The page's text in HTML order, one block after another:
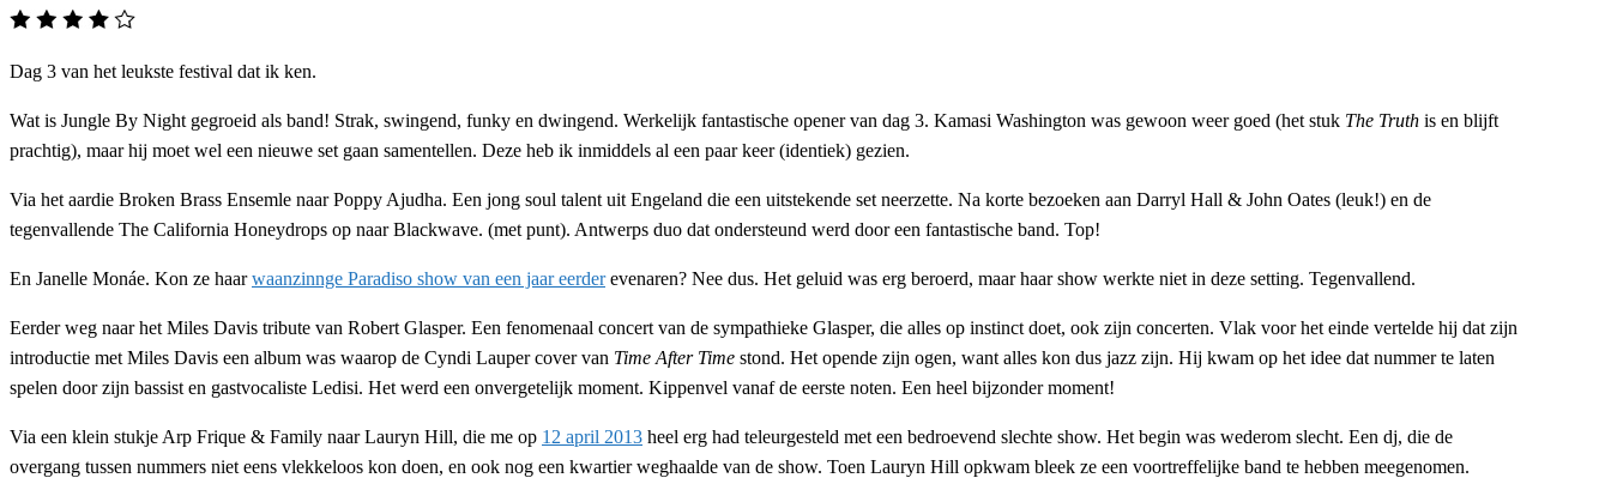
Dag 3 van het leukste festival dat ik ken.
Wat is Jungle By Night gegroeid als band! Strak, swingend, funky en dwingend. Werkelijk fantastische opener van dag 3. Kamasi Washington was gewoon weer goed (het stuk The Truth is en blijft
prachtig), maar hij moet wel een nieuwe set gaan samentellen. Deze heb ik inmiddels al een paar keer (identiek) gezien.
Via het aardie Broken Brass Ensemle naar Poppy Ajudha. Een jong soul talent uit Engeland die een uitstekende set neerzette. Na korte bezoeken aan Darryl Hall & John Oates (leuk!) en de
tegenvallende The California Honeydrops op naar Blackwave. (met punt). Antwerps duo dat ondersteund werd door een fantastische band. Top!
En Janelle Monáe. Kon ze haarwaanzinnge Paradiso show van een jaar eerderevenaren? Nee dus. Het geluid was erg beroerd, maar haar show werkte niet in deze setting. Tegenvallend.
Eerder weg naar het Miles Davis tribute van Robert Glasper. Een fenomenaal concert van de sympathieke Glasper, die alles op instinct doet, ook zijn concerten. Vlak voor het einde vertelde hij dat zijn
introductie met Miles Davis een album was waarop de Cyndi Lauper cover van Time After Time stond. Het opende zijn ogen, want alles kon dus jazz zijn. Hij kwam op het idee dat nummer te laten
spelen door zijn bassist en gastvocaliste Ledisi. Het werd een onvergetelijk moment. Kippenvel vanaf de eerste noten. Een heel bijzonder moment!
Via een klein stukje Arp Frique & Family naar Lauryn Hill, die me op 12 april 2013 heel erg had teleurgesteld met een bedroevend slechte show. Het begin was wederom slecht. Een dj, die de
overgang tussen nummers niet eens vlekkeloos kon doen, en ook nog een kwartier weghaalde van de show. Toen Lauryn Hill opkwam bleek ze een voortreffelijke band te hebben meegenomen.